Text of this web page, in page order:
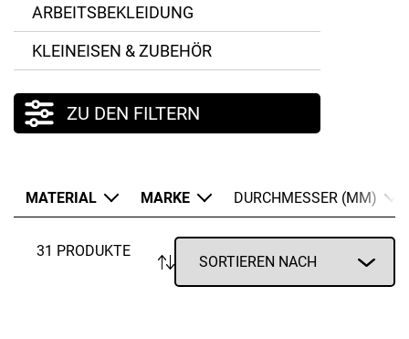
ARBEITSBEKLEIDUNG
KLEINEISEN & ZUBEHÖR
ZU DEN FILTERN
MATERIAL
Keramik
Kristallglas mit Hydroglasur in Steinoptik
Polystyrol
Premium Porcelain MARKE
Celaflor
DURCHMESSER (MM)
31 PRODUKTE